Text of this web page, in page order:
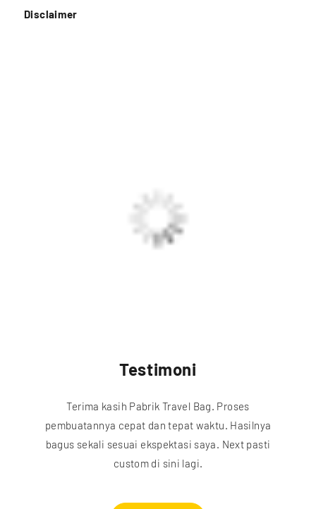
Disclaimer
Testimoni
Terima kasih Pabrik Travel Bag. Proses
pembuatannya cepat dan tepat waktu. Hasilnya
bagus sekali sesuai ekspektasi saya. Next pasti
custom di sini lagi.